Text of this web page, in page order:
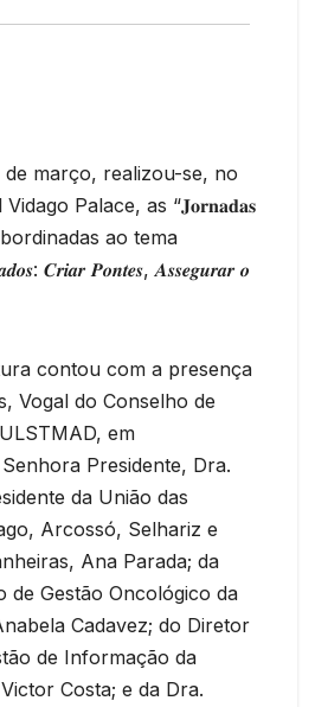
de março, realizou-se, no
Palace, as “𝐉𝐨𝐫𝐧𝐚𝐝𝐚𝐬
ao tema
𝑪𝒓𝒊𝒂𝒓 𝑷𝒐𝒏𝒕𝒆𝒔, 𝑨𝒔𝒔𝒆𝒈𝒖𝒓𝒂𝒓 𝒐
contou com a presença
Vogal do Conselho de
em
Presidente, Dra.
da União das
Arcossó, Selhariz e
Ana Parada; da
de Gestão Oncológico da
Cadavez; do Diretor
de Informação da
Costa; e da Dra.